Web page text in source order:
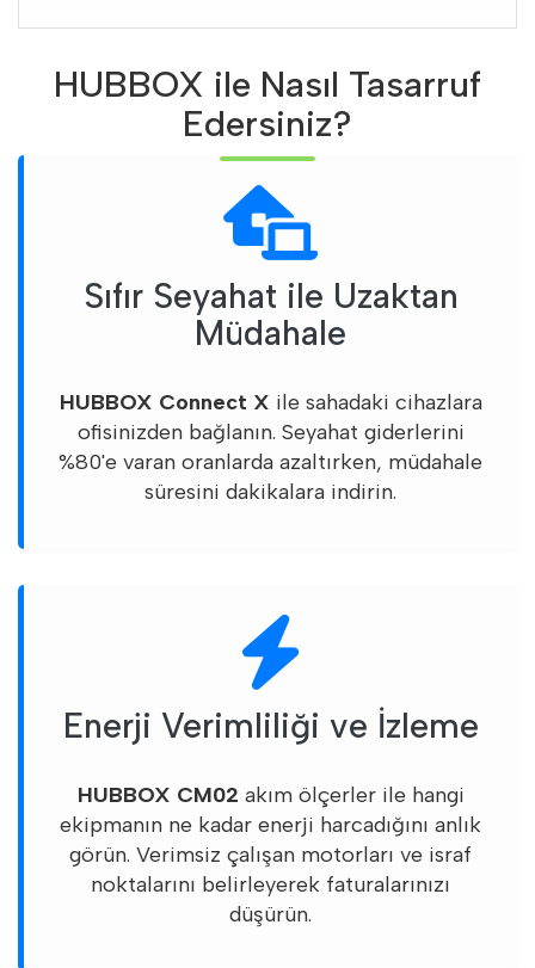
HUBBOX ile Nasıl Tasarruf
Edersiniz?
Sıfır Seyahat ile Uzaktan
Müdahale
HUBBOX Connect X ile sahadaki cihazlara
ofisinizden bağlanın. Seyahat giderlerini
%80'e varan oranlarda azaltırken, müdahale
süresini dakikalara indirin.
Enerji Verimliliği ve İzleme
HUBBOX CM02 akım ölçerler ile hangi
ekipmanın ne kadar enerji harcadığını anlık
görün. Verimsiz çalışan motorları ve israf
noktalarını belirleyerek faturalarınızı
düşürün.